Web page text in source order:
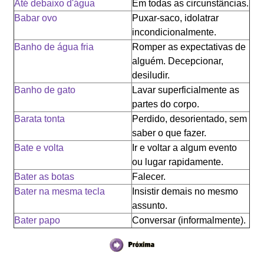
Até debaixo d'água
Em todas as circunstâncias.
Babar ovo
Puxar-saco, idolatrar
incondicionalmente.
Banho de água fria
Romper as expectativas de
alguém. Decepcionar,
desiludir.
Banho de gato
Lavar superficialmente as
partes do corpo.
Barata tonta
Perdido, desorientado, sem
saber o que fazer.
Bate e volta
Ir e voltar a algum evento
ou lugar rapidamente.
Bater as botas
Falecer.
Bater na mesma tecla
Insistir demais no mesmo
assunto.
Bater papo
Conversar (informalmente).